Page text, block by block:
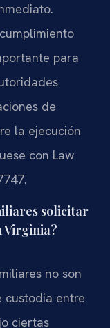
para
de
la ejecución
con Law
solicitar
Virginia?
no son
custodia entre
ciertas